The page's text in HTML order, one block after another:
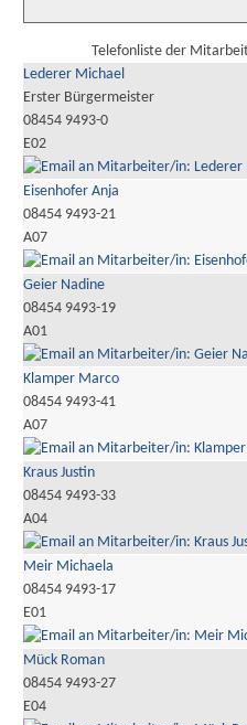
Telefonliste der
Lederer Michael
Erster Bürgermeister
08454 9493-0
E02
Eisenhofer Anja
08454 9493-21
A07
Geier Nadine
08454 9493-19
A01
Klamper Marco
08454 9493-41
A07
Kraus Justin
08454 9493-33
A04
Meir Michaela
08454 9493-17
E01
Mück Roman
08454 9493-27
E04